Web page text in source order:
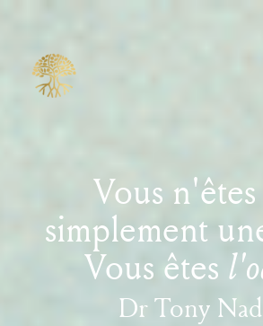
Vous n'êtes
simplement
Vous êtes
Dr Tony